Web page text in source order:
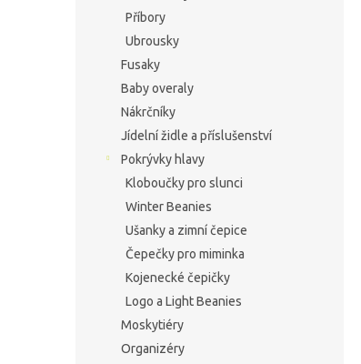
Příbory
Ubrousky
Fusaky
Baby overaly
Nákrčníky
Jídelní židle a příslušenství
Pokrývky hlavy
Kloboučky pro slunci
Winter Beanies
Ušanky a zimní čepice
Čepečky pro miminka
Kojenecké čepičky
Logo a Light Beanies
Moskytiéry
Organizéry